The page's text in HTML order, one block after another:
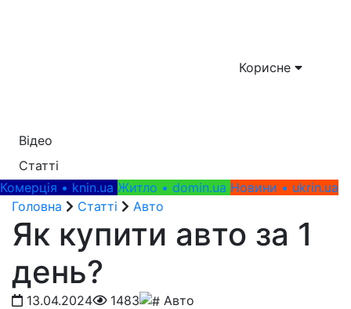
Корисне
Відео
Статті
Комерція • knin.ua Житло • domin.ua Новини • ukrin.ua
Головна
Статті Авто
Як купити авто за 1
день?
13.04.2024 1483 Авто